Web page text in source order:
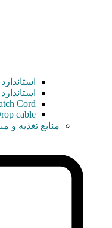
استاندارد Cat5e
استاندارد Cat6
Cord
cable
منابع تغذیه و